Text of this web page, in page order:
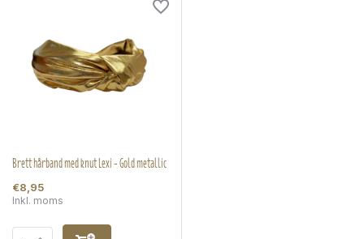
Brett hårband med knut Lexi - Gold metallic
€8,95
Inkl. moms